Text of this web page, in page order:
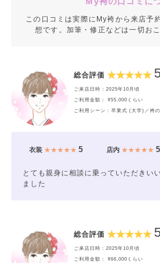
この口コミは実際にMy袴から来店予
想です。加筆・修正などは一切お
総合評価
ご来店日時：2025年10月頃
ご利用金額： ¥55,000くらい
ご利用シーン：卒業式 (大学)／袴
衣装★★★★★ 5 店内★★★★★ 5
とても親身に相談に乗っていただきい
ました
総合評価
ご来店日時：2025年10月頃
ご利用金額： ¥66,000くらい